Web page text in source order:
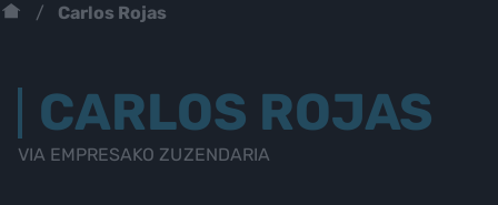
Carlos Rojas
CARLOS ROJAS
VIA EMPRESAKO ZUZENDARIA